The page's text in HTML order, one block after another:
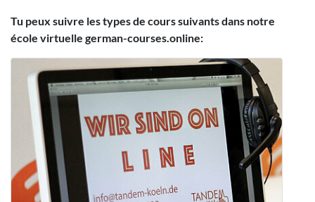
Tu peux suivre les types de cours suivants dans notre
école virtuelle german-courses.online: